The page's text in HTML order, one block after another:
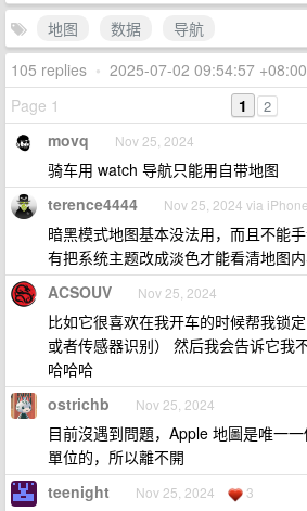
地图
数据
导航
105 replies • 2025-07-02 09:54:57 +08:00
Page 1
1 2
movq Nov 25, 2024
骑车用 watch 导航只能用自带地图
terence4444 Nov 25, 2024 via iPhone
暗黑模式地图基本没法用，而且不能
有把系统主题改成淡色才能看清地图内
ACSOUV Nov 25, 2024
比如它很喜欢在我开车的时候帮我锁
或者传感器识别） 然后我会告诉它我
哈哈哈
ostrichb Nov 25, 2024
目前沒遇到問題，Apple 地圖是唯一
單位的，所以離不開
teenight Nov 25, 2024 3